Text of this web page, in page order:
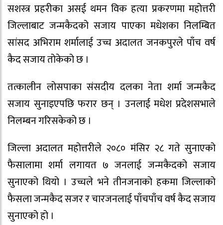
सशस्त्र प्रहरीका असई थमन विक हत्या प्रकरणमा महोत्तरी
जिल्लाबाट जन्मकैदको सजाय पाएका मधेशका निलम्बित
सांसद अभिराम शर्मालाई उच्च अदालत जनकपुरले पाँच वर्ष
कैद सजाय तोकेको छ ।
तत्कालीन लोसपाका संसदीय दलका नेता शर्मा जन्मकैद
सजाय सुनाइएपछि फरार छन् । उनलाई मधेश प्रदेशसभाले
निलम्बन गरिसकेको छ ।
जिल्ला अदालत महोत्तरीले २०८० मंसिर २८ गते सुनाएको
फैसालामा शर्मा लगायत ७ जनलाई जन्मकैदको सजाय
सुनाएको थियो । उच्चले भने तीनजनाको हकमा जिल्लाको
फैसला जन्मकैद सजर र चारजनलाई पाँचपाँच वर्ष कैद सजाय
सुनाएको हो ।